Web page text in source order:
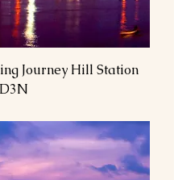
Journey Hill Station